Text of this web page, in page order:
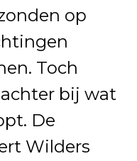
op
Toch
bij wat
De
Wilders